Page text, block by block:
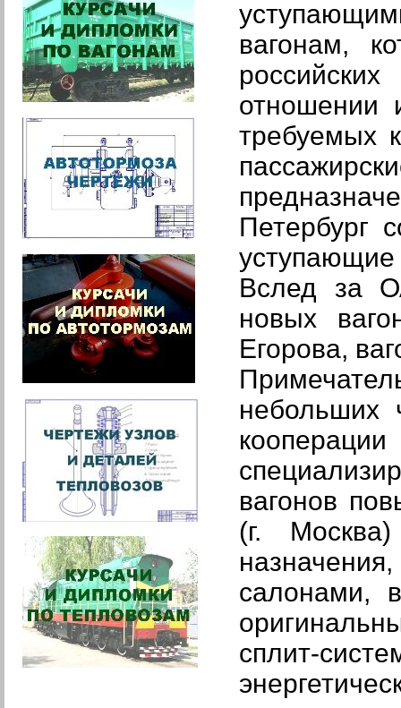
вагонам,
отношении
требуемых
Петербург
уступающие
Вслед за
новых
Егорова,
небольших
вагонов
(г.
салонами,
сплит-